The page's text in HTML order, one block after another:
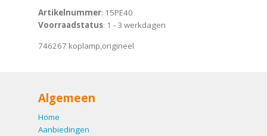
Artikelnummer: 15PE40
Voorraadstatus: 1 - 3 werkdagen
746267 koplamp,origineel
Algemeen
Home
Aanbiedingen